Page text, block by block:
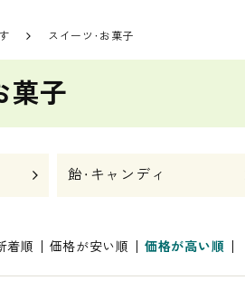
スイーツ・お菓子
菓子
飴・キャンディ
着順 価格が安い順 価格が高い順